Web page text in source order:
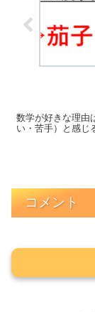
数学が好きな理由
い・苦手）と感じ
コメント